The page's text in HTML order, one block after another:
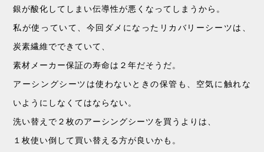
銀が酸化してしまい伝導性が悪くなってしまうから。
私が使っていて、今回ダメになったリカバリーシーツは、
炭素繊維でできていて、
素材メーカー保証の寿命は２年だそうだ。
アーシングシーツは使わないときの保管も、空気に触れな
いようにしなくてはならない。
洗い替えで２枚のアーシングシーツを買うよりは、
１枚使い倒して買い替える方が良いかも。